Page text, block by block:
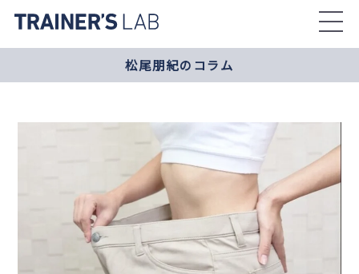
the
松尾朋紀のコラム